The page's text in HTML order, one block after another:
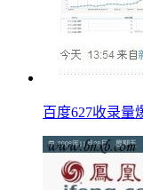
百度627收录量